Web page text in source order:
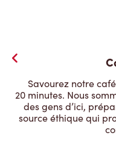
Savourez notre
20 minutes. Nous
des gens d’ici,
source éthique qui